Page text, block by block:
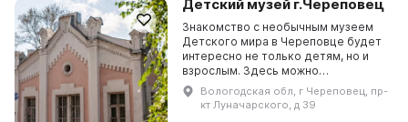
Детский музей г.Череповец
Знакомство с необычным музеем
Детского мира в Череповце будет
интересно не только детям, но и
взрослым. Здесь можно
проникнуться атмосферой разных
поколений - от древности до конца
XX века. На экспози...
Вологодская обл, г Череповец, пр-
кт Луначарского, д 39